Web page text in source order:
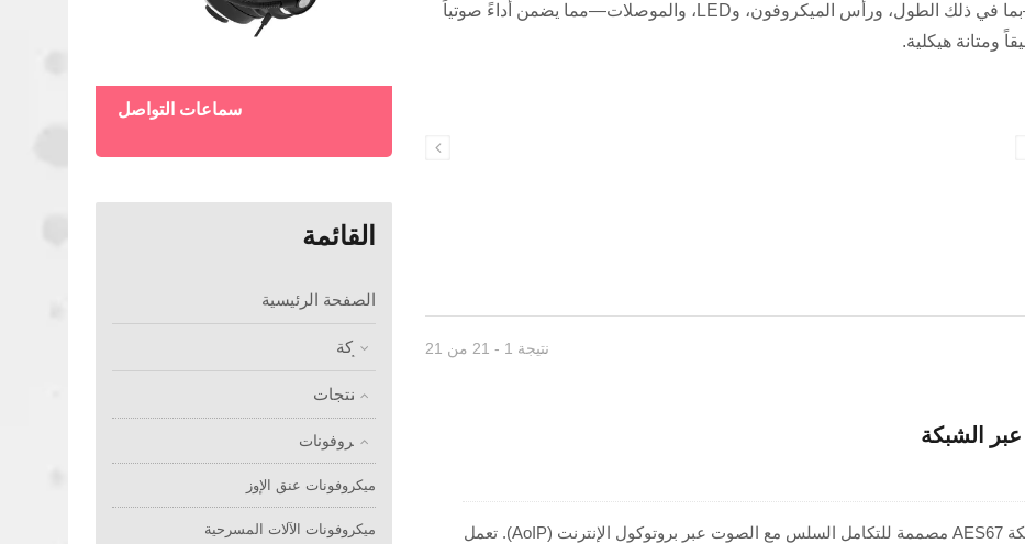
سماعات التواصل
القائمة
الصفحة الرئيسية
شركة
المنتجات
ميكروفونات
ميكروفونات عنق الإوز
ميكروفونات الآلات المسرحية
—بما في ذلك الطول، ورأس الميكروفون، وLED، والموصلات—مما يضمن أداءً صوتياً
ومتانة هيكلية.
نتيجة 1 - 21 من 21
عبر الشبكة
قاعدة ميكروفون الشبكة AES67 مصممة للتكامل السلس مع الصوت عبر بروتوكول الإنترنت (AoIP). تعمل